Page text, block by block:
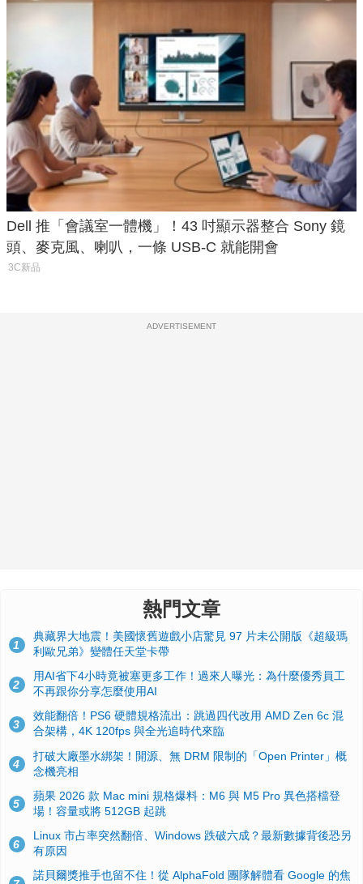
Dell 推「會議室一體機」！43 吋顯示器整合 Sony 鏡
頭、麥克風、喇叭，一條 USB-C 就能開會
3C新品
ADVERTISEMENT
熱門文章
1
典藏界大地震！美國懷舊遊戲小店驚見 97 片未公開版《超級瑪
利歐兄弟》變體任天堂卡帶
2
用AI省下4小時竟被塞更多工作！過來人曝光：為什麼優秀員工
不再跟你分享怎麼使用AI
3
效能翻倍！PS6 硬體規格流出：跳過四代改用 AMD Zen 6c 混
合架構，4K 120fps 與全光追時代來臨
4
打破大廠墨水綁架！開源、無 DRM 限制的「Open Printer」概
念機亮相
5
蘋果 2026 款 Mac mini 規格爆料：M6 與 M5 Pro 異色搭檔登
場！容量或將 512GB 起跳
6
Linux 市占率突然翻倍、Windows 跌破六成？最新數據背後恐另
有原因
諾貝爾獎推手也留不住！從 AlphaFold 團隊解體看 Google 的焦